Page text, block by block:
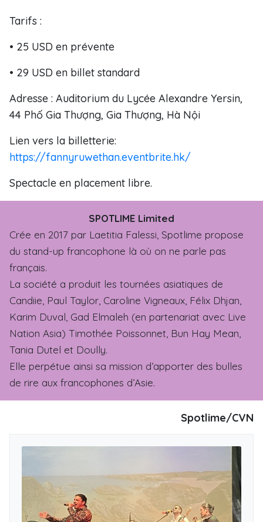
Tarifs :
• 25 USD en prévente
• 29 USD en billet standard
Adresse : Auditorium du Lycée Alexandre Yersin,
44 Phố Gia Thượng, Gia Thượng, Hà Nội
Lien vers la billetterie:
https://fannyruwethan.eventbrite.hk/
Spectacle en placement libre.
SPOTLIME Limited
Crée en 2017 par Laetitia Falessi, Spotlime propose
du stand-up francophone là où on ne parle pas
français.
La société a produit les tournées asiatiques de
Candiie, Paul Taylor, Caroline Vigneaux, Félix Dhjan,
Karim Duval, Gad Elmaleh (en partenariat avec Live
Nation Asia) Timothée Poissonnet, Bun Hay Mean,
Tania Dutel et Doully.
Elle perpétue ainsi sa mission d’apporter des bulles
de rire aux francophones d’Asie.
Spotlime/CVN